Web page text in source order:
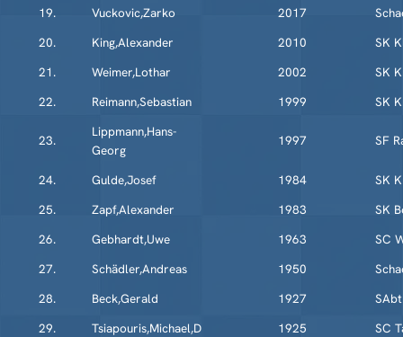
19. Vuckovic,Zarko 2017
20.
King,Alexander 2010
SK
21.
Weimer,Lothar 2002
SK
22.
Reimann,Sebastian 1999 SK
23.
Lippmann,Hans-
Georg
1997 SF
24. Gulde,Josef 1984
SK
25.
Zapf,Alexander 1983
SK
26.
Gebhardt,Uwe 1963
SC
27.
Schädler,Andreas 1950
28.
Beck,Gerald 1927
29.
Tsiapouris,Michael,D 1925
SC